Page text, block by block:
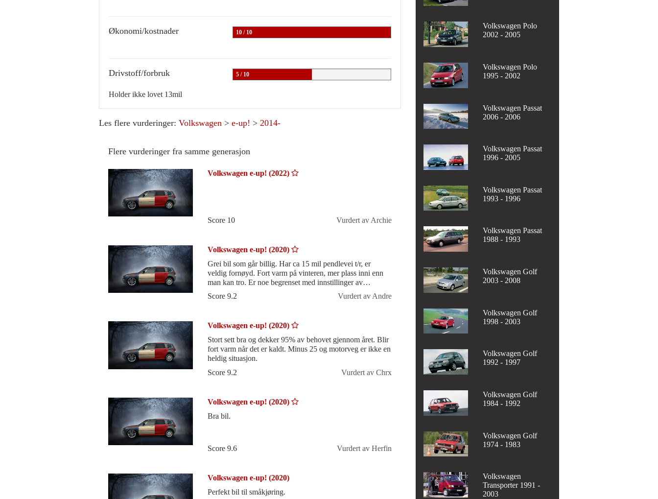
Økonomi/kostnader 10 / 10
Drivstoff/forbruk 5 / 10
Holder ikke lovet 13mil
Les flere vurderinger: Volkswagen > e-up! > 2014-
Flere vurderinger fra samme generasjon
Volkswagen e-up! (2022)
Score 10 Vurdert av Archie
Volkswagen e-up! (2020)
Grei bil som går billig. Har ca 15 mil pendlevei t/r, er
veldig fornøyd. Fort varm på vinteren, mer plass inni enn
man kan tro. Er noe begrenset med innstillinger av
rattet/sitteposisjon.
Score 9.2 Vurdert av Andre
Volkswagen e-up! (2020)
Stort sett bra og dekker 95% av behovet gjennom året. Blir
fort varm når det er kaldt. Minus 25 og motorveg er ikke en
heldig situasjon.
Score 9.2
Vurdert av Chrx
Volkswagen e-up! (2020)
Bra bil.
Score 9.6 Vurdert av Herfin
Volkswagen e-up! (2020)
Perfekt bil til småkjøring.
Volkswagen Polo
2002 - 2005
Volkswagen Polo
1995 - 2002
Volkswagen Passat
2006 - 2006
Volkswagen Passat
1996 - 2005
Volkswagen Passat
1993 - 1996
Volkswagen Passat
1988 - 1993
Volkswagen Golf
2003 - 2008
Volkswagen Golf
1998 - 2003
Volkswagen Golf
1992 - 1997
Volkswagen Golf
1984 - 1992
Volkswagen Golf
1974 - 1983
Volkswagen
Transporter 1991 -
2003